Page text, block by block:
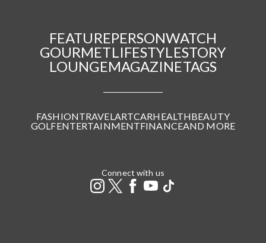
FEATUREPERSONWATCH
GOURMETLIFESTYLESTORY
LOUNGEMAGAZINETAGS
FASHIONTRAVELARTCARHEALTHBEAUTY
GOLFENTERTAINMENTFINANCEAND MORE
Connect with us